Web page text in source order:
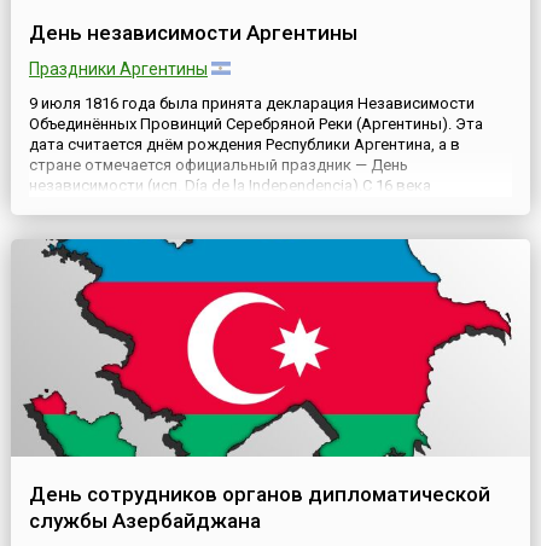
День независимости Аргентины
Праздники Аргентины
9 июля 1816 года была принята декларация Независимости
Объединённых Провинций Серебряной Реки (Аргентины). Эта
дата считается днём рождения Республики Аргентина, а в
стране отмечается официальный праздник — День
независимости (исп. Día de la Independencia).С 16 века
с трона короля...
День сотрудников органов дипломатической
службы Азербайджана